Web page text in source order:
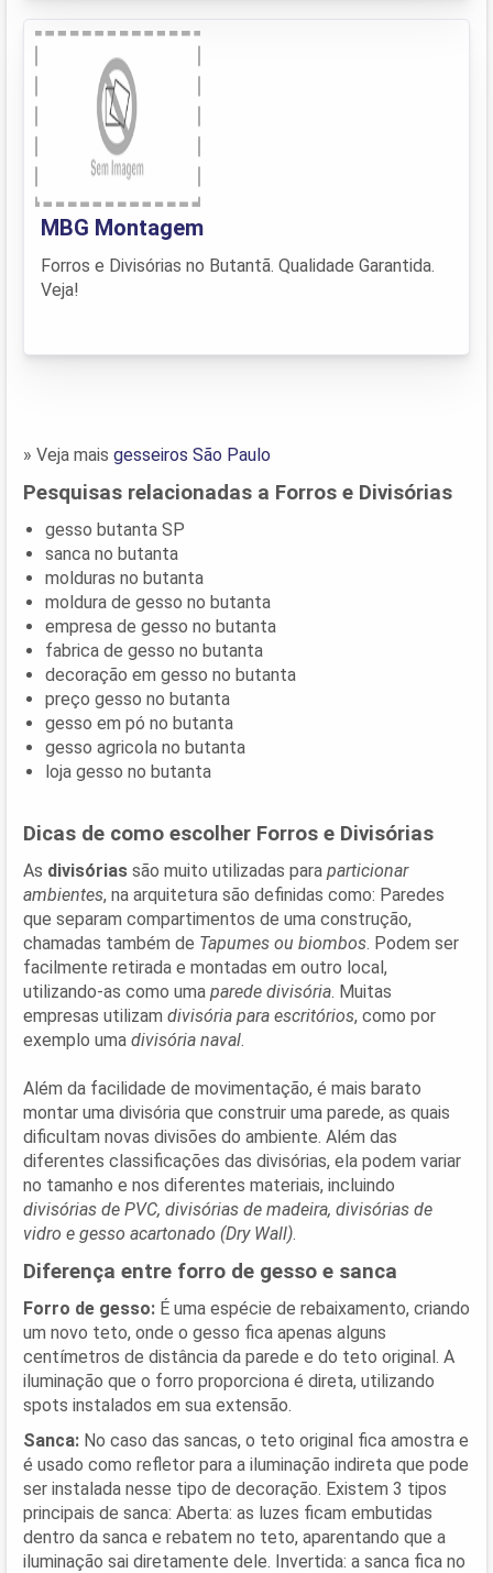
MBG Montagem
Forros e Divisórias no Butantã. Qualidade Garantida.
Veja!
» Veja mais gesseiros São Paulo
Pesquisas relacionadas a Forros e Divisórias
gesso butanta SP
sanca no butanta
molduras no butanta
moldura de gesso no butanta
empresa de gesso no butanta
fabrica de gesso no butanta
decoração em gesso no butanta
preço gesso no butanta
gesso em pó no butanta
gesso agricola no butanta
loja gesso no butanta
Dicas de como escolher Forros e Divisórias
As divisórias são muito utilizadas para particionar
ambientes, na arquitetura são definidas como: Paredes
que separam compartimentos de uma construção,
chamadas também de Tapumes ou biombos. Podem ser
facilmente retirada e montadas em outro local,
utilizando-as como uma parede divisória. Muitas
empresas utilizam divisória para escritórios, como por
exemplo uma divisória naval.
Além da facilidade de movimentação, é mais barato
montar uma divisória que construir uma parede, as quais
dificultam novas divisões do ambiente. Além das
diferentes classificações das divisórias, ela podem variar
no tamanho e nos diferentes materiais, incluindo
divisórias de PVC, divisórias de madeira, divisórias de
vidro e gesso acartonado (Dry Wall).
Diferença entre forro de gesso e sanca
Forro de gesso: É uma espécie de rebaixamento, criando
um novo teto, onde o gesso fica apenas alguns
centímetros de distância da parede e do teto original. A
iluminação que o forro proporciona é direta, utilizando
spots instalados em sua extensão.
Sanca: No caso das sancas, o teto original fica amostra e
é usado como refletor para a iluminação indireta que pode
ser instalada nesse tipo de decoração. Existem 3 tipos
principais de sanca: Aberta: as luzes ficam embutidas
dentro da sanca e rebatem no teto, aparentando que a
iluminação sai diretamente dele. Invertida: a sanca fica no